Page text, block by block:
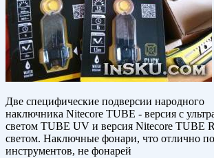
Две специфические подверсии народного
наключника Nitecore TUBE - версия с
светом TUBE UV и версия Nitecore TUBE
светом. Наключные фонари, что отлично
инструментов, не фонарей